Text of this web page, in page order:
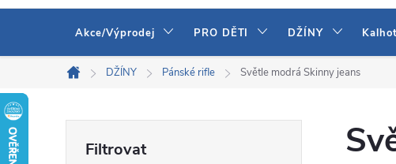
Akce/Výprodej PRO DĚTI DŽÍNY
Domů
DŽÍNY Pánské rifle Světle modrá Skinny jeans